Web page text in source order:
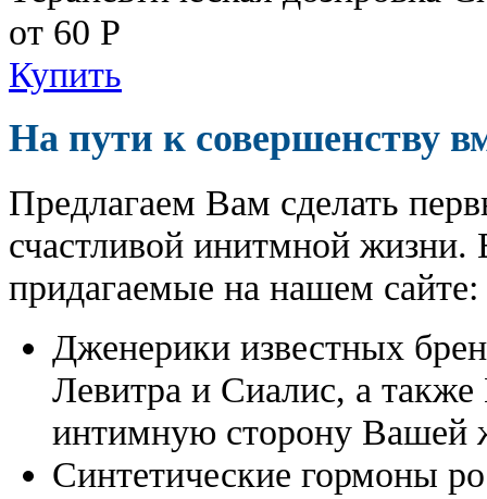
от 60 Р
Купить
На пути к совершенству
Предлагаем Вам сделать
счастливой инитмной жизни.
придагаемые на нашем сайте:
Дженерики известных
Левитра и Сиалис, а
интимную сторону Вашей
Синтетические гормоны